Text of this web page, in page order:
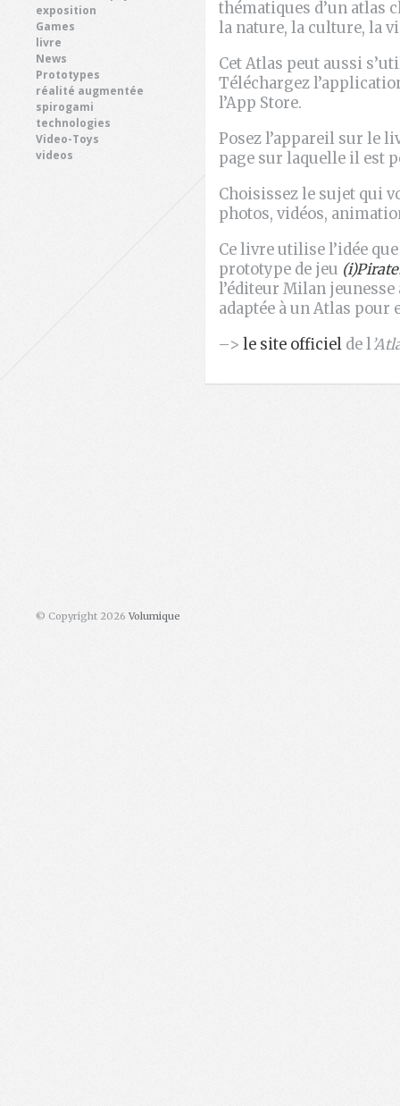
exposition
Games
livre
News
Prototypes
réalité augmentée
spirogami
technologies
Video-Toys
videos
thématiques d’un atlas
la nature, la culture, la
Cet Atlas peut aussi
Téléchargez
l’App Store.
Posez l’appareil sur le
page sur laquelle il est
Choisissez le sujet qui
photos, vidéos,
Ce livre utilise l’idée
prototype de jeu (i)Pirate
l’éditeur Milan
adaptée à un Atlas pour
–> le site officiel de l
© Copyright 2026 Volumique